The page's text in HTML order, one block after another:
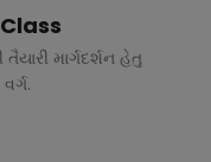
તૈયારી માર્ગદર્શન હેતુ